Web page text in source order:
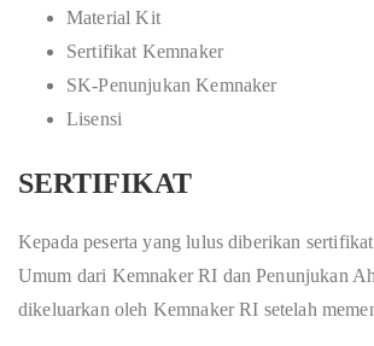
Material Kit
Sertifikat Kemnaker
SK-Penunjukan Kemnaker
Lisensi
SERTIFIKAT
Kepada peserta yang lulus diberikan sertifikat
Umum dari Kemnaker RI dan Penunjukan
dikeluarkan oleh Kemnaker RI setelah